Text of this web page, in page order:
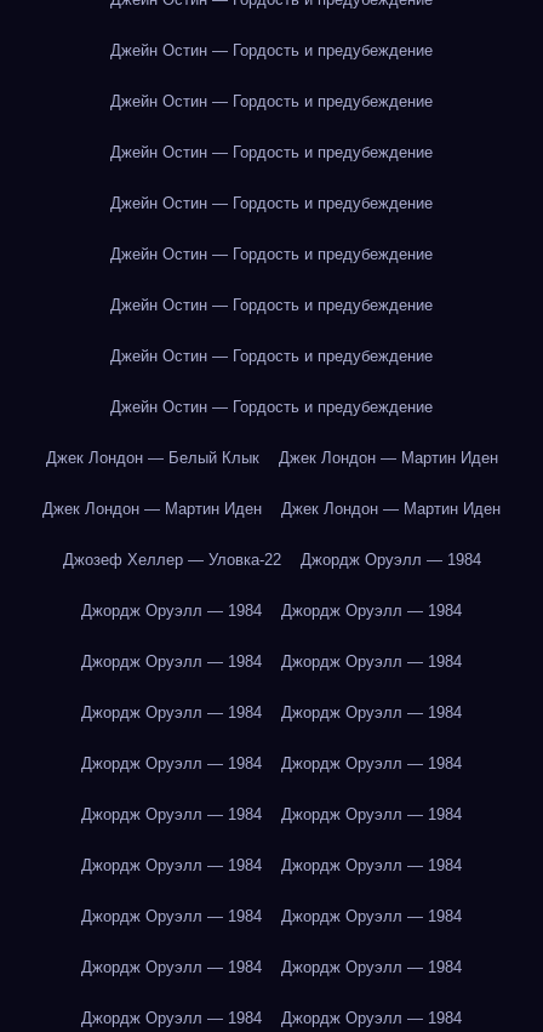
Джейн Остин — Гордость и предубеждение
Джейн Остин — Гордость и предубеждение
Джейн Остин — Гордость и предубеждение
Джейн Остин — Гордость и предубеждение
Джейн Остин — Гордость и предубеждение
Джейн Остин — Гордость и предубеждение
Джейн Остин — Гордость и предубеждение
Джейн Остин — Гордость и предубеждение
Джек Лондон — Белый Клык Джек Лондон — Мартин Иден
Джек Лондон — Мартин Иден Джек Лондон — Мартин Иден
Джозеф Хеллер — Уловка-22 Джордж Оруэлл — 1984
Джордж Оруэлл — 1984 Джордж Оруэлл — 1984
Джордж Оруэлл — 1984 Джордж Оруэлл — 1984
Джордж Оруэлл — 1984 Джордж Оруэлл — 1984
Джордж Оруэлл — 1984 Джордж Оруэлл — 1984
Джордж Оруэлл — 1984 Джордж Оруэлл — 1984
Джордж Оруэлл — 1984 Джордж Оруэлл — 1984
Джордж Оруэлл — 1984 Джордж Оруэлл — 1984
Джордж Оруэлл — 1984 Джордж Оруэлл — 1984
Джордж Оруэлл — 1984 Джордж Оруэлл — 1984